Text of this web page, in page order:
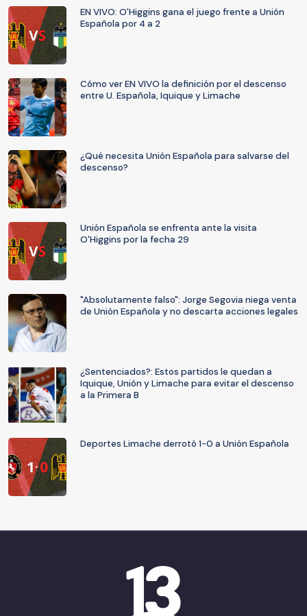
EN VIVO: O'Higgins gana el juego frente a Unión
Española por 4 a 2
Cómo ver EN VIVO la definición por el descenso
entre U. Española, Iquique y Limache
¿Qué necesita Unión Española para salvarse del
descenso?
Unión Española se enfrenta ante la visita
O'Higgins por la fecha 29
"Absolutamente falso": Jorge Segovia niega venta
de Unión Española y no descarta acciones legales
¿Sentenciados?: Estos partidos le quedan a
Iquique, Unión y Limache para evitar el descenso
a la Primera B
Deportes Limache derrotó 1-0 a Unión Española